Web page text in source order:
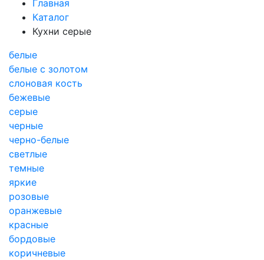
Главная
Каталог
Кухни серые
белые
белые с золотом
слоновая кость
бежевые
серые
черные
черно-белые
светлые
темные
яркие
розовые
оранжевые
красные
бордовые
коричневые